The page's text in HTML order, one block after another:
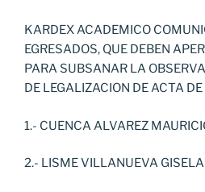
KARDEX ACADEMICO
EGRESADOS, QUE DEBEN
PARA SUBSANAR LA
DE LEGALIZACION DE ACTA
1.- CUENCA ALVAREZ
2.- LISME VILLANUEVA GISELA